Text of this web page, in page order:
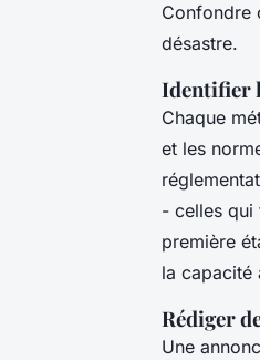
Confondre
désastre.
Identifier
Chaque
et les
- celles qui
première
la capacité
Rédiger
Une